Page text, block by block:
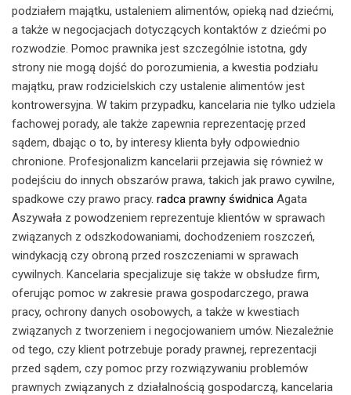
podziałem majątku, ustaleniem alimentów, opieką nad dziećmi,
a także w negocjacjach dotyczących kontaktów z dziećmi po
rozwodzie. Pomoc prawnika jest szczególnie istotna, gdy
strony nie mogą dojść do porozumienia, a kwestia podziału
majątku, praw rodzicielskich czy ustalenie alimentów jest
kontrowersyjna. W takim przypadku, kancelaria nie tylko udziela
fachowej porady, ale także zapewnia reprezentację przed
sądem, dbając o to, by interesy klienta były odpowiednio
chronione. Profesjonalizm kancelarii przejawia się również w
podejściu do innych obszarów prawa, takich jak prawo cywilne,
spadkowe czy prawo pracy. radca prawny świdnica Agata
Aszywała z powodzeniem reprezentuje klientów w sprawach
związanych z odszkodowaniami, dochodzeniem roszczeń,
windykacją czy obroną przed roszczeniami w sprawach
cywilnych. Kancelaria specjalizuje się także w obsłudze firm,
oferując pomoc w zakresie prawa gospodarczego, prawa
pracy, ochrony danych osobowych, a także w kwestiach
związanych z tworzeniem i negocjowaniem umów. Niezależnie
od tego, czy klient potrzebuje porady prawnej, reprezentacji
przed sądem, czy pomoc przy rozwiązywaniu problemów
prawnych związanych z działalnością gospodarczą, kancelaria